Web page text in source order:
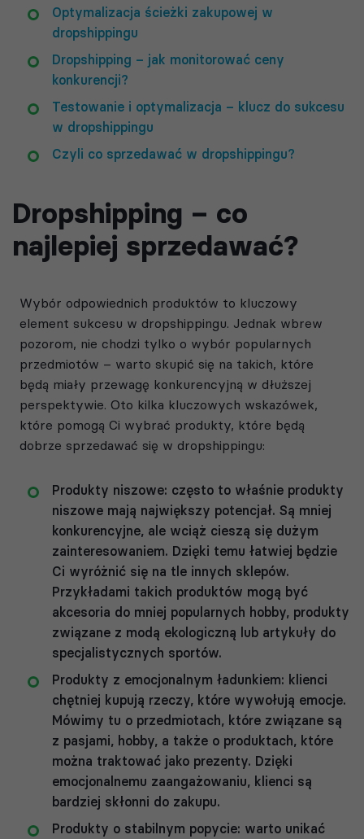
Optymalizacja ścieżki zakupowej w
dropshippingu
Dropshipping – jak monitorować ceny
konkurencji?
Testowanie i optymalizacja – klucz do sukcesu
w dropshippingu
Czyli co sprzedawać w dropshippingu?
Dropshipping – co
najlepiej sprzedawać?
Wybór odpowiednich produktów to kluczowy
element sukcesu w dropshippingu. Jednak wbrew
pozorom, nie chodzi tylko o wybór popularnych
przedmiotów – warto skupić się na takich, które
będą miały przewagę konkurencyjną w dłuższej
perspektywie. Oto kilka kluczowych wskazówek,
które pomogą Ci wybrać produkty, które będą
dobrze sprzedawać się w dropshippingu:
Produkty niszowe: często to właśnie produkty
niszowe mają największy potencjał. Są mniej
konkurencyjne, ale wciąż cieszą się dużym
zainteresowaniem. Dzięki temu łatwiej będzie
Ci wyróżnić się na tle innych sklepów.
Przykładami takich produktów mogą być
akcesoria do mniej popularnych hobby, produkty
związane z modą ekologiczną lub artykuły do
specjalistycznych sportów.
Produkty z emocjonalnym ładunkiem: klienci
chętniej kupują rzeczy, które wywołują emocje.
Mówimy tu o przedmiotach, które związane są
z pasjami, hobby, a także o produktach, które
można traktować jako prezenty. Dzięki
emocjonalnemu zaangażowaniu, klienci są
bardziej skłonni do zakupu.
Produkty o stabilnym popycie: warto unikać